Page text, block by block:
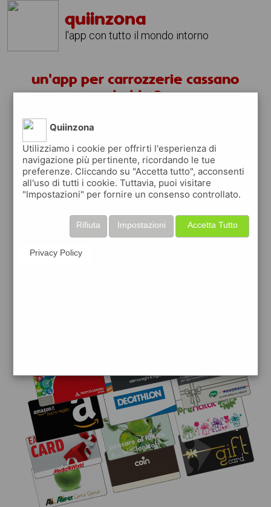
quiinzona
l'app con tutto il mondo intorno
un'app per carrozzerie cassano
dadda ?
scarica gratis app
quiinzona è una app
gratuita
che ti aiuta se cerchi 'un'app per
premia ogni volta che la usi
raccogli punti da convertire inbuoni sconto
Quiinzona
Utilizziamo i cookie per offrirti l'esperienza di
navigazione più pertinente, ricordando le tue
preferenze. Cliccando su "Accetta tutto", acconsenti
all'uso di tutti i cookie. Tuttavia, puoi visitare
"Impostazioni" per fornire un consenso controllato.
Accetta Tutto
Impostazioni
Rifiuta
Privacy Policy